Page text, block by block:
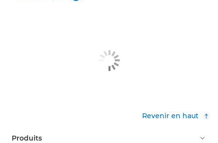
Revenir en haut
Produits